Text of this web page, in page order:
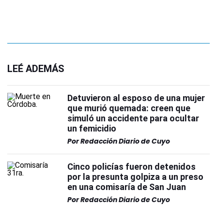
LEÉ ADEMÁS
Detuvieron al esposo de una mujer
que murió quemada: creen que
simuló un accidente para ocultar
un femicidio
PorRedacción Diario de Cuyo
Cinco policías fueron detenidos
por la presunta golpiza a un preso
en una comisaría de San Juan
PorRedacción Diario de Cuyo